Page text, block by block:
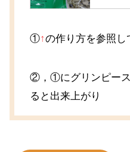
①↑の作り方を参照し
②，①にグリンピー
ると出来上がり